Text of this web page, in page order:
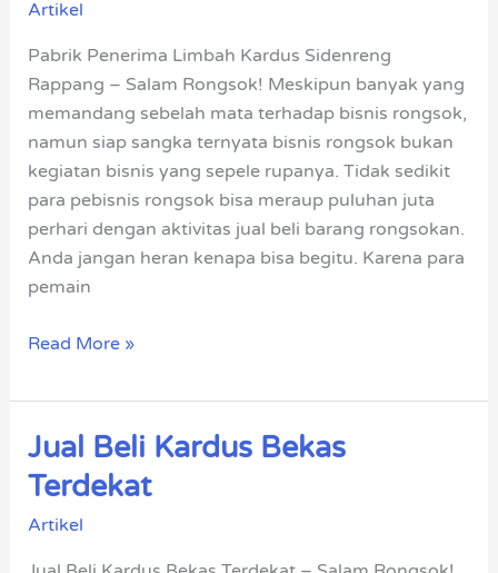
Artikel
Pabrik Penerima Limbah Kardus Sidenreng
Rappang – Salam Rongsok! Meskipun banyak yang
memandang sebelah mata terhadap bisnis rongsok,
namun siap sangka ternyata bisnis rongsok bukan
kegiatan bisnis yang sepele rupanya. Tidak sedikit
para pebisnis rongsok bisa meraup puluhan juta
perhari dengan aktivitas jual beli barang rongsokan.
Anda jangan heran kenapa bisa begitu. Karena para
pemain
Kardus
Read More »
Jual Beli Kardus Bekas
Terdekat
Artikel
Jual
Beli
Kardus
Bekas